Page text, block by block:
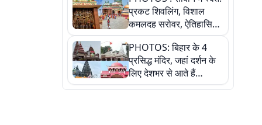
को उड़ान
प्रकट शिवलिंग, विशाल
कमलदह सरोवर, ऐतिहासिक
महेंद्रनाथ मंदिर और घंटाघर
की कहानी, तस्वीरों में देखिए
PHOTOS: बिहार के 4
प्रसिद्ध मंदिर, जहां दर्शन के
लिए देशभर से आते हैं
श्रद्धालु, जानिए इनकी